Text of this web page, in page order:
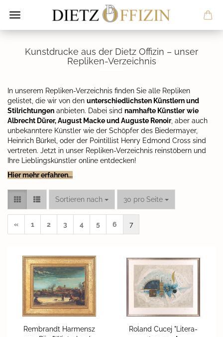
Kunstdrucke aus der Dietz Offizin – unser
Repliken-Verzeichnis
In unserem Repliken-Verzeichnis finden Sie alle Repliken
gelistet, die wir von den unterschiedlichsten Künstlern und
Stilrichtungen anbieten. Dabei sind namhafte Künstler wie
Albrecht Dürer, August Macke und Auguste Renoir, aber auch
unbekanntere Künstler wie der Schöpfer des Biedermayer,
Heinrich Bürkel, oder der Pointillist Henry Edmond Cross sind
vertreten. Jetzt in unser Repliken-Verzeichnis reinstöbern und
Ihre Lieblingskünstler online entdecken!
Hier mehr erfahren...
Sortieren nach
Sortieren nach 30 pro Seite
pro Seite
« 1 2 3 4 5 6 7
Rem­brandt Har­mensz
Ro­land Cucej "Li­te­ra­